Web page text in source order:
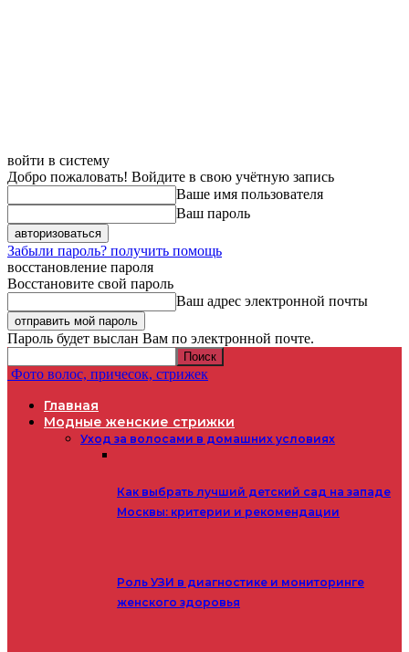
войти в систему
Добро пожаловать! Войдите в свою учётную запись
Ваше имя пользователя
Ваш пароль
Забыли пароль? получить помощь
восстановление пароля
Восстановите свой пароль
Ваш адрес электронной почты
Пароль будет выслан Вам по электронной почте.
Фото волос, причесок, стрижек
Главная
Модные женские стрижки
Уход за волосами в домашних условиях
Как выбрать лучший детский сад на западе
Москвы: критерии и рекомендации
Роль УЗИ в диагностике и мониторинге
женского здоровья